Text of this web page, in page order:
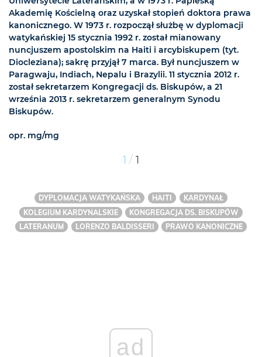
Akademię Kościelną oraz uzyskał stopień doktora prawa
kanonicznego. W 1973 r. rozpoczął służbę w dyplomacji
watykańskiej 15 stycznia 1992 r. został mianowany
nuncjuszem apostolskim na Haiti i arcybiskupem (tyt.
Diocleziana); sakrę przyjął 7 marca. Był nuncjuszem w
Paragwaju, Indiach, Nepalu i Brazylii. 11 stycznia 2012 r.
został sekretarzem Kongregacji ds. Biskupów, a 21
września 2013 r. sekretarzem generalnym Synodu
Biskupów.
opr. mg/mg
1 / 1
DYPLOMACJA WATYKAŃSKA HAITI
KARDYNAŁ
KOLEGIUM KARDYNALSKIE
KONGREGACJA DS. BISKUPÓW
LATERANUM
LORENZO BALDISSERI PRAWO KANONICZNE
ad